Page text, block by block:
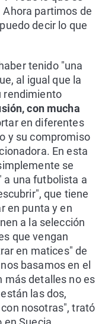
partimos de
decir lo que
tenido "una
al igual que la
rendimiento
con mucha
en diferentes
y su compromiso
En esta
se
a una futbolista a
que tiene
en punta y en
a la selección
que vengan
en matices" de
basamos en el
más detalles no es
las dos,
nosotras", trató